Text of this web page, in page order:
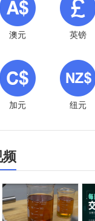
澳元 英镑
加元 纽元
频